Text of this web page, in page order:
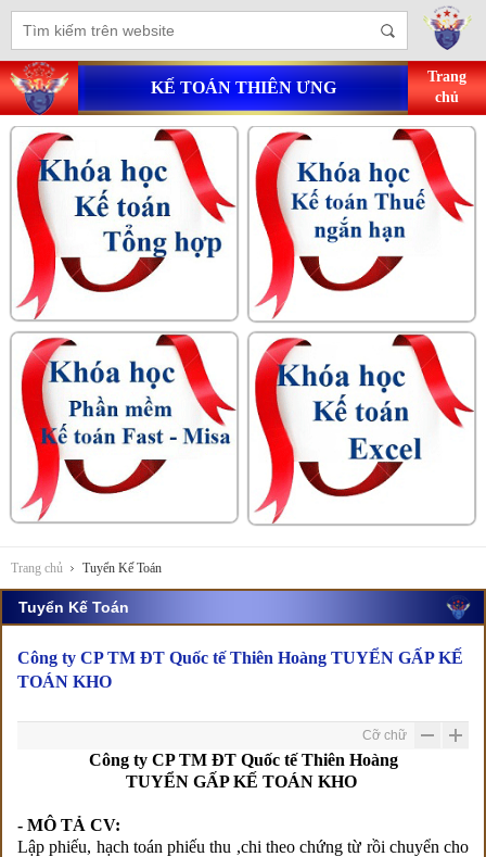
KẾ TOÁN THIÊN ƯNG
Trang
chủ
Trang chủ Tuyển Kế Toán
Tuyển Kế Toán
Công ty CP TM ĐT Quốc tế Thiên Hoàng TUYỂN GẤP KẾ
TOÁN KHO
Cỡ chữ
Công ty CP TM ĐT Quốc tế Thiên Hoàng
TUYỂN GẤP KẾ TOÁN KHO
- MÔ TẢ CV:
Lập phiếu, hạch toán phiếu thu ,chi theo chứng từ rồi chuyển cho